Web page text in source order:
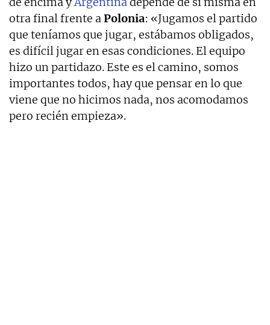
otra final frente aPolonia: «Jugamos el partido
que teníamos que jugar, estábamos obligados,
es difícil jugar en esas condiciones. El equipo
hizo un partidazo. Este es el camino, somos
importantes todos, hay que pensar en lo que
viene que no hicimos nada, nos acomodamos
pero recién empieza».